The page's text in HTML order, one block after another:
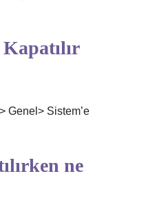
Genel> Sistem’e
ne